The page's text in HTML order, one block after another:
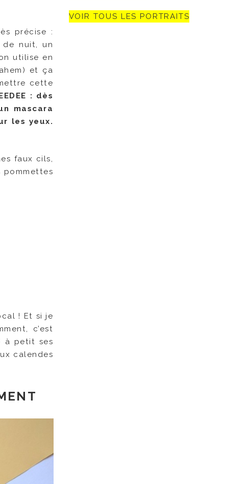
précise :
de nuit, un
utilise en
et ça
cette
: dès
mascara
les yeux.
faux cils,
! Et si je
c’est
à petit ses
calendes
VOIR TOUS LES PORTRAITS